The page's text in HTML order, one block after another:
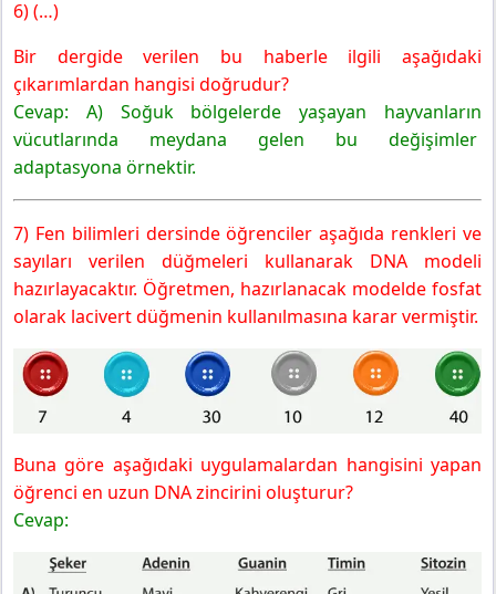
6) (…)
Bir dergide verilen bu haberle ilgili aşağıdaki
çıkarımlardan hangisi doğrudur?
Cevap: A) Soğuk bölgelerde yaşayan hayvanların
vücutlarında meydana gelen bu değişimler
adaptasyona örnektir.
7) Fen bilimleri dersinde öğrenciler aşağıda renkleri ve
sayıları verilen düğmeleri kullanarak DNA modeli
hazırlayacaktır. Öğretmen, hazırlanacak modelde fosfat
olarak lacivert düğmenin kullanılmasına karar vermiştir.
Buna göre aşağıdaki uygulamalardan hangisini yapan
öğrenci en uzun DNA zincirini oluşturur?
Cevap: